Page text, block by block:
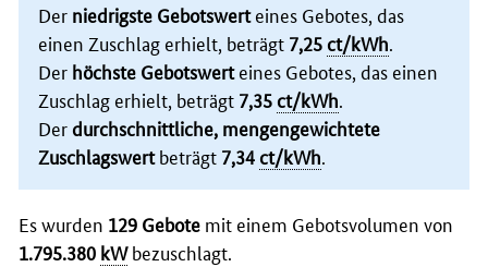
Der niedrigste Gebotswerteines Gebotes, das
einen Zuschlag erhielt, beträgt 7,25ct/kWh.
Der höchste Gebotswerteines Gebotes, das einen
Zuschlag erhielt, beträgt 7,35ct/kWh.
Derdurchschnittliche, mengengewichtete
Zuschlagswertbeträgt 7,34ct/kWh.
Es wurden 129 Gebote mit einem Gebotsvolumen von
1.795.380 kWbezuschlagt.